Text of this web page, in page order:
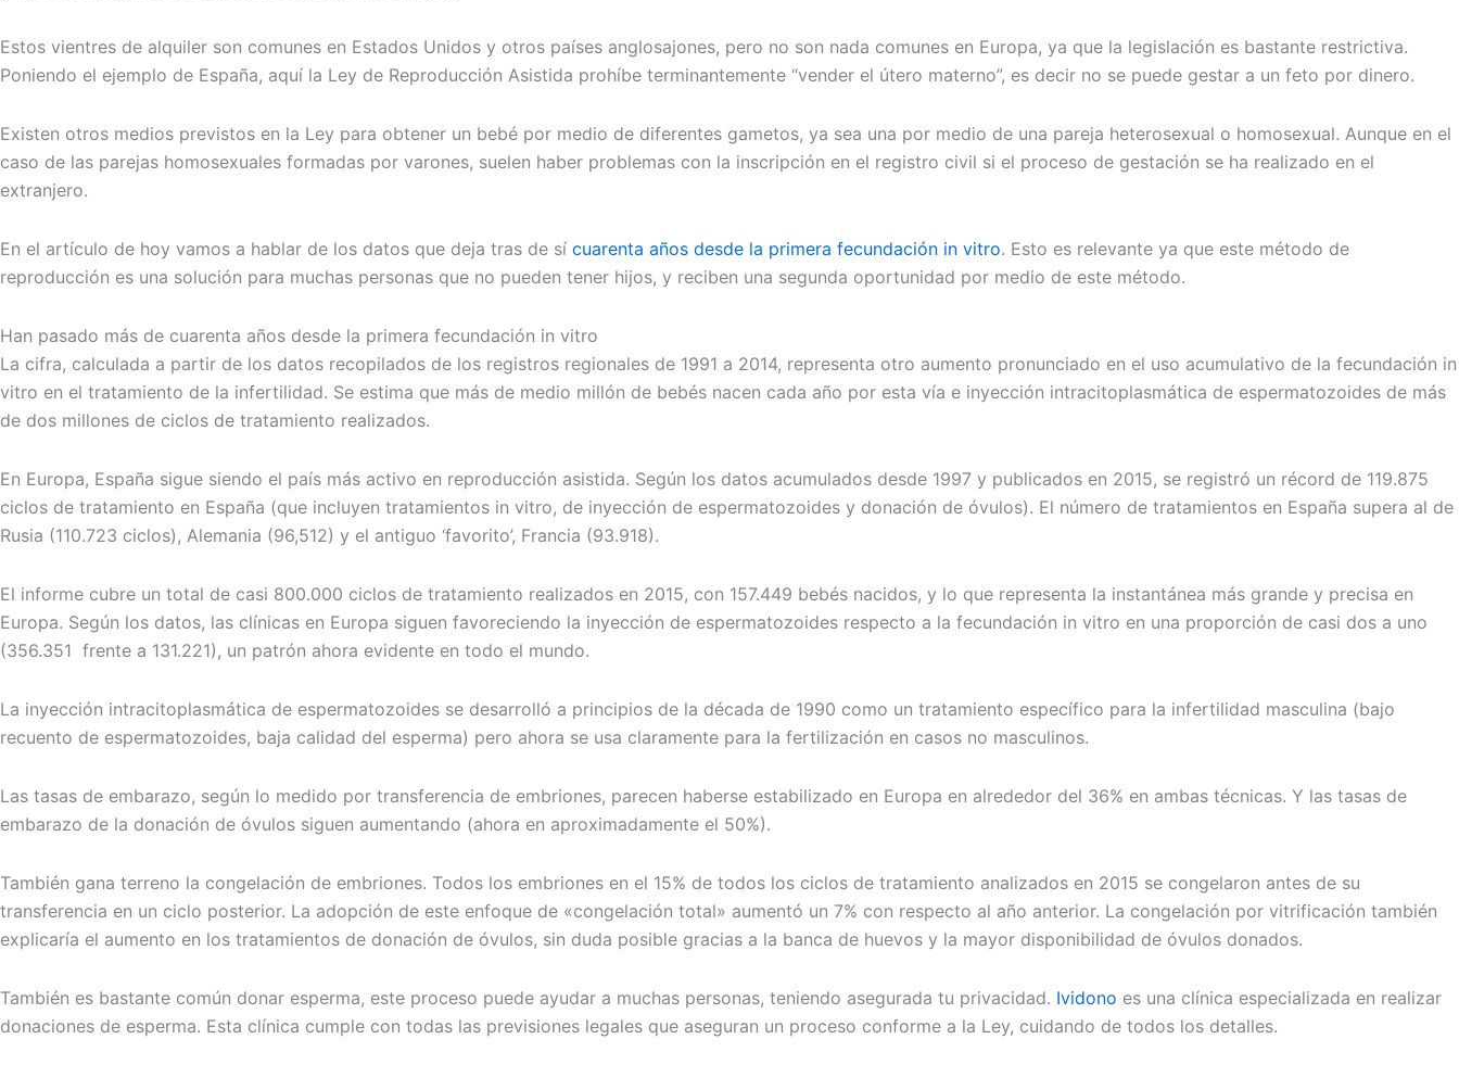
Estos vientres de alquiler son comunes en Estados Unidos y otros países anglosajones, pero no son nada comunes en Europa, ya que la legislación es bastante restrictiva.
Poniendo el ejemplo de España, aquí la Ley de Reproducción Asistida prohíbe terminantemente “vender el útero materno”, es decir no se puede gestar a un feto por dinero.
Existen otros medios previstos en la Ley para obtener un bebé por medio de diferentes gametos, ya sea una por medio de una pareja heterosexual o homosexual. Aunque en el
caso de las parejas homosexuales formadas por varones, suelen haber problemas con la inscripción en el registro civil si el proceso de gestación se ha realizado en el
extranjero.
En el artículo de hoy vamos a hablar de los datos que deja tras de sí cuarenta años desde la primera fecundación in vitro. Esto es relevante ya que este método de
reproducción es una solución para muchas personas que no pueden tener hijos, y reciben una segunda oportunidad por medio de este método.
Han pasado más de cuarenta años desde la primera fecundación in vitro
La cifra, calculada a partir de los datos recopilados de los registros regionales de 1991 a 2014, representa otro aumento pronunciado en el uso acumulativo de la fecundación in
vitro en el tratamiento de la infertilidad. Se estima que más de medio millón de bebés nacen cada año por esta vía e inyección intracitoplasmática de espermatozoides de más
de dos millones de ciclos de tratamiento realizados.
En Europa, España sigue siendo el país más activo en reproducción asistida. Según los datos acumulados desde 1997 y publicados en 2015, se registró un récord de 119.875
ciclos de tratamiento en España (que incluyen tratamientos in vitro, de inyección de espermatozoides y donación de óvulos). El número de tratamientos en España supera al de
Rusia (110.723 ciclos), Alemania (96,512) y el antiguo ‘favorito’, Francia (93.918).
El informe cubre un total de casi 800.000 ciclos de tratamiento realizados en 2015, con 157.449 bebés nacidos, y lo que representa la instantánea más grande y precisa en
Europa. Según los datos, las clínicas en Europa siguen favoreciendo la inyección de espermatozoides respecto a la fecundación in vitro en una proporción de casi dos a uno
(356.351 frente a 131.221), un patrón ahora evidente en todo el mundo.
La inyección intracitoplasmática de espermatozoides se desarrolló a principios de la década de 1990 como un tratamiento específico para la infertilidad masculina (bajo
recuento de espermatozoides, baja calidad del esperma) pero ahora se usa claramente para la fertilización en casos no masculinos.
Las tasas de embarazo, según lo medido por transferencia de embriones, parecen haberse estabilizado en Europa en alrededor del 36% en ambas técnicas. Y las tasas de
embarazo de la donación de óvulos siguen aumentando (ahora en aproximadamente el 50%).
También gana terreno la congelación de embriones. Todos los embriones en el 15% de todos los ciclos de tratamiento analizados en 2015 se congelaron antes de su
transferencia en un ciclo posterior. La adopción de este enfoque de «congelación total» aumentó un 7% con respecto al año anterior. La congelación por vitrificación también
explicaría el aumento en los tratamientos de donación de óvulos, sin duda posible gracias a la banca de huevos y la mayor disponibilidad de óvulos donados.
También es bastante común donar esperma, este proceso puede ayudar a muchas personas, teniendo asegurada tu privacidad. Ividono es una clínica especializada en realizar
donaciones de esperma. Esta clínica cumple con todas las previsiones legales que aseguran un proceso conforme a la Ley, cuidando de todos los detalles.